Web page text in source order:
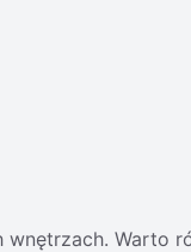
Warto